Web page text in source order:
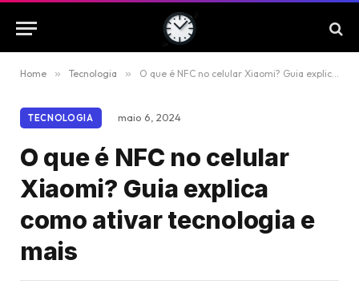
Home » Tecnologia » O que é NFC no celular Xiaomi? Guia explica como ativar tecnologia e mais
TECNOLOGIA maio 6, 2024
O que é NFC no celular
Xiaomi? Guia explica
como ativar tecnologia e
mais